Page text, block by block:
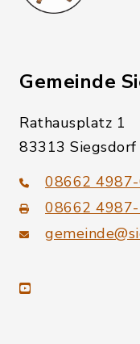
Gemeinde
Rathausplatz 1
83313 Siegsdorf
08662
08662
youtube